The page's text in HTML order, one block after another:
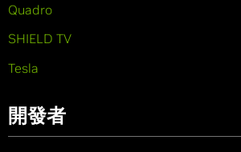
Quadro
SHIELD TV
Tesla
開發者